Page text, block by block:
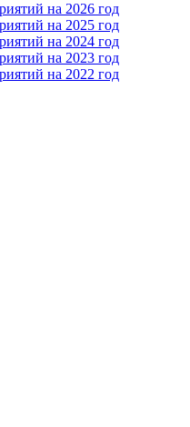
на 2026 год
на 2025 год
на 2024 год
на 2023 год
на 2022 год